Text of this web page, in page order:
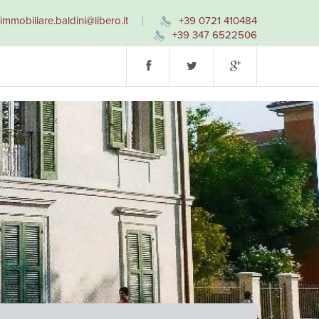
immobiliare.baldini@libero.it
+39 0721 410484
+39 347 6522506